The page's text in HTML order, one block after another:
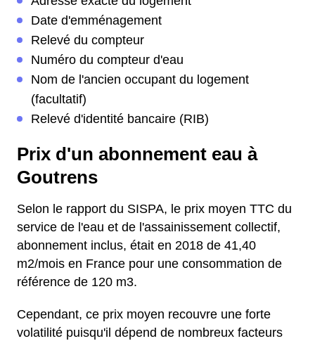
Date d'emménagement
Relevé du compteur
Numéro du compteur d'eau
Nom de l'ancien occupant du logement
(facultatif)
Relevé d'identité bancaire (RIB)
Prix d'un abonnement eau à
Goutrens
Selon le rapport du SISPA, le prix moyen TTC du
service de l'eau et de l'assainissement collectif,
abonnement inclus, était en 2018 de 41,40
m2/mois en France pour une consommation de
référence de 120 m3.
Cependant, ce prix moyen recouvre une forte
volatilité puisqu'il dépend de nombreux facteurs